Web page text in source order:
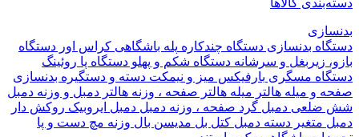
کالاها
بدنسازیدستگاه چندکارهپله باشگاهیکراس اوردستگاه
زیربغل و سرشانه دستگاه شکم و پهلودستگاه پاروئینگ
مسگریبارفیکسمیز و نیمکتدسته و دستگیره بدنسازی
و میله هالتر میله هالتر صفحه ، وزنه هالتر دمبل و وزنه دمبل
دمبل گرد صفحه ، وزنه دمبل دمبل ایروبیک روکش دار
متغیردسته دمبل کتل بلمدیسن بالوزنه مچ دست و پا